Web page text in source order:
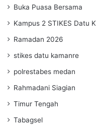
Buka Puasa Bersama
Kampus 2 STIKES Datu
Ramadan 2026
stikes datu kamanre
polrestabes medan
Rahmadani Siagian
Timur Tengah
Tabagsel